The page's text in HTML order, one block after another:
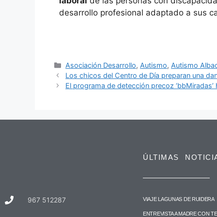
desarrollo profesional adaptado a sus
Asociación Desarrollo, Autismo, Autismo
Los chicos del Centro de Día preparan una
El programa de detección precoz
967 512287
ÚLTIMAS
VIAJE LAGUNAS DE RUIDERA
ENTREVISTA A MADRE CON